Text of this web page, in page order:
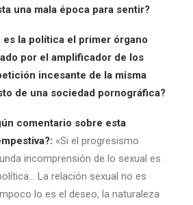
una mala época para sentir?
es la política el primer órgano
por el amplificador de los
incesante de la misma
de una sociedad pornográfica?
comentario sobre esta
«Si el progresismo
incomprensión de lo sexual es
La relación sexual no es
lo es el deseo, la naturaleza